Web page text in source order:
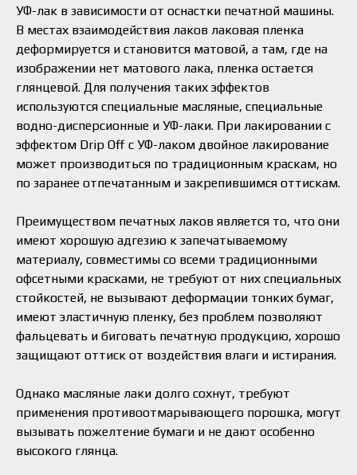
УФ-лак в зависимости от оснастки печатной машины.
В местах взаимодействия лаков лаковая пленка
деформируется и становится матовой, а там, где на
изображении нет матового лака, пленка остается
глянцевой. Для получения таких эффектов
используются специальные масляные, специальные
водно-дисперсионные и УФ-лаки. При лакировании с
эффектом Drip Off с УФ-лаком двойное лакирование
может производиться по традиционным краскам, но
по заранее отпечатанным и закрепившимся оттискам.
Преимуществом печатных лаков является то, что они
имеют хорошую адгезию к запечатываемому
материалу, совместимы со всеми традиционными
офсетными красками, не требуют от них специальных
стойкостей, не вызывают деформации тонких бумаг,
имеют эластичную пленку, без проблем позволяют
фальцевать и биговать печатную продукцию, хорошо
защищают оттиск от воздействия влаги и истирания.
Однако масляные лаки долго сохнут, требуют
применения противоотмарывающего порошка, могут
вызывать пожелтение бумаги и не дают особенно
высокого глянца.